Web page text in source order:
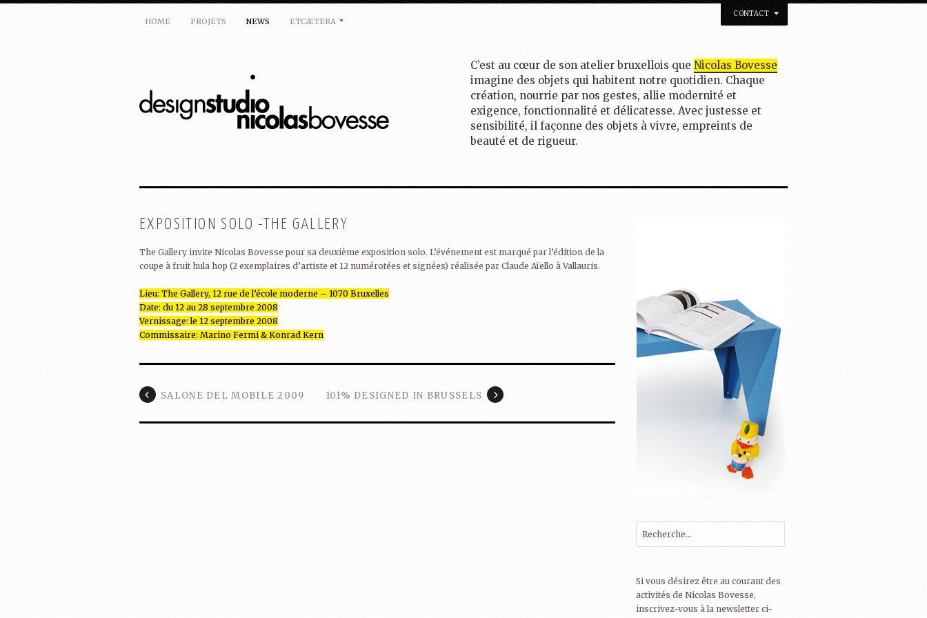
1050 Bruxelles
Belgique
HOME PROJETS NEWS ETCÆTERA
CONTACT
C’est au cœur de son atelier bruxellois que Nicolas Bovesse
imagine des objets qui habitent notre quotidien. Chaque
création, nourrie par nos gestes, allie modernité et
exigence, fonctionnalité et délicatesse. Avec justesse et
sensibilité, il façonne des objets à vivre, empreints de
beauté et de rigueur.
EXPOSITION SOLO -THE GALLERY
The Gallery invite Nicolas Bovesse pour sa deuxième exposition solo. L’événement est marqué par l’édition de la
coupe à fruit hula hop (2 exemplaires d’artiste et 12 numérotées et signées) réalisée par Claude Aïello à Vallauris.
Lieu: The Gallery, 12 rue de l’école moderne – 1070 Bruxelles
Date: du 12 au 28 septembre 2008
Vernissage: le 12 septembre 2008
Commissaire: Marino Fermi & Konrad Kern
SALONE DEL MOBILE 2009 101% DESIGNED IN BRUSSELS
Si vous désirez être au courant des
activités de Nicolas Bovesse,
inscrivez-vous à la newsletter ci-